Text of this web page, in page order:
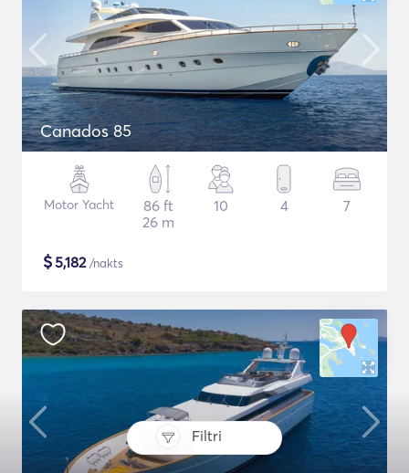
Filtri
Canados 85
Motor Yacht
86 ft
26 m
10 4 7
$5,182/nakts